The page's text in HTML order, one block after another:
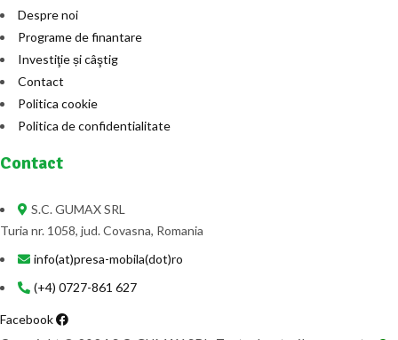
Despre noi
Programe de finantare
Investiţie și câştig
Contact
Politica cookie
Politica de confidentialitate
Contact
S.C. GUMAX SRL
Turia nr. 1058, jud. Covasna, Romania
info(at)presa-mobila(dot)ro
(+4) 0727-861 627
Facebook